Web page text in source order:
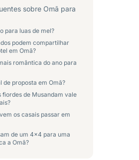
sobre Omã para
para luas de mel?
podem compartilhar
em Omã?
romântica do ano para
de proposta em Omã?
fiordes de Musandam vale
os casais passar em
de um 4x4 para uma
a Omã?